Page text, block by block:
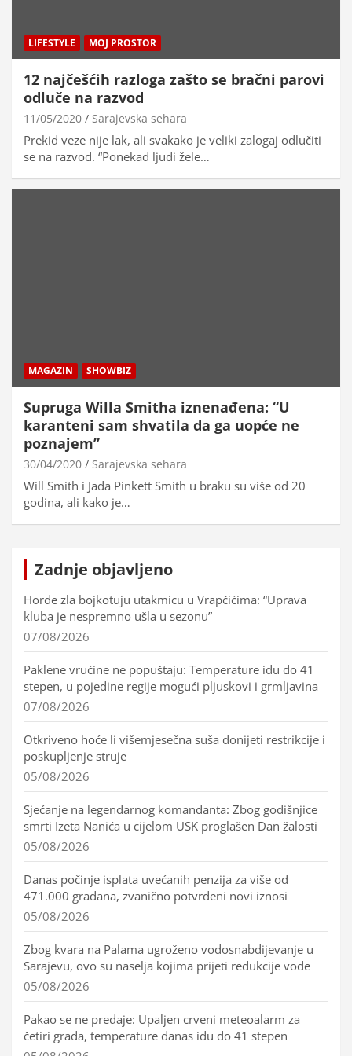
LIFESTYLE MOJ PROSTOR
12 najčešćih razloga zašto se bračni parovi
odluče na razvod
11/05/2020 Sarajevska sehara
Prekid veze nije lak, ali svakako je veliki zalogaj odlučiti
se na razvod. “Ponekad ljudi žele…
MAGAZIN SHOWBIZ
Supruga Willa Smitha iznenađena: “U
karanteni sam shvatila da ga uopće ne
poznajem”
30/04/2020 Sarajevska sehara
Will Smith i Jada Pinkett Smith u braku su više od 20
godina, ali kako je…
Zadnje objavljeno
Horde zla bojkotuju utakmicu u Vrapčićima: “Uprava
kluba je nespremno ušla u sezonu”
07/08/2026
Paklene vrućine ne popuštaju: Temperature idu do 41
stepen, u pojedine regije mogući pljuskovi i grmljavina
07/08/2026
Otkriveno hoće li višemjesečna suša donijeti restrikcije i
poskupljenje struje
05/08/2026
Sjećanje na legendarnog komandanta: Zbog godišnjice
smrti Izeta Nanića u cijelom USK proglašen Dan žalosti
05/08/2026
Danas počinje isplata uvećanih penzija za više od
471.000 građana, zvanično potvrđeni novi iznosi
05/08/2026
Zbog kvara na Palama ugroženo vodosnabdijevanje u
Sarajevu, ovo su naselja kojima prijeti redukcije vode
05/08/2026
Pakao se ne predaje: Upaljen crveni meteoalarm za
četiri grada, temperature danas idu do 41 stepen